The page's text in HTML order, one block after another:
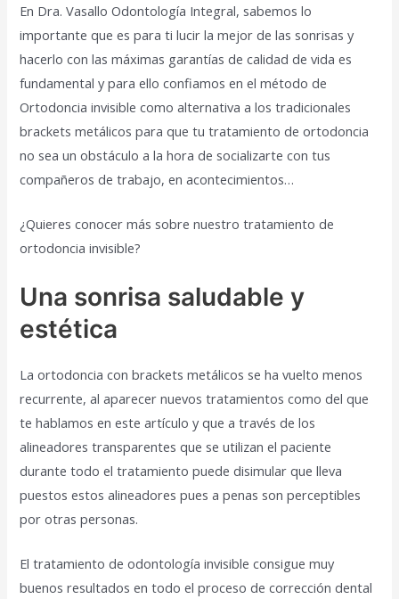
En Dra. Vasallo Odontología Integral, sabemos lo
importante que es para ti lucir la mejor de las sonrisas y
hacerlo con las máximas garantías de calidad de vida es
fundamental y para ello confiamos en el método de
Ortodoncia invisible como alternativa a los tradicionales
brackets metálicos para que tu tratamiento de ortodoncia
no sea un obstáculo a la hora de socializarte con tus
compañeros de trabajo, en acontecimientos…
¿Quieres conocer más sobre nuestro tratamiento de
ortodoncia invisible?
Una sonrisa saludable y
estética
La ortodoncia con brackets metálicos se ha vuelto menos
recurrente, al aparecer nuevos tratamientos como del que
te hablamos en este artículo y que a través de los
alineadores transparentes que se utilizan el paciente
durante todo el tratamiento puede disimular que lleva
puestos estos alineadores pues a penas son perceptibles
por otras personas.
El tratamiento de odontología invisible consigue muy
buenos resultados en todo el proceso de corrección dental